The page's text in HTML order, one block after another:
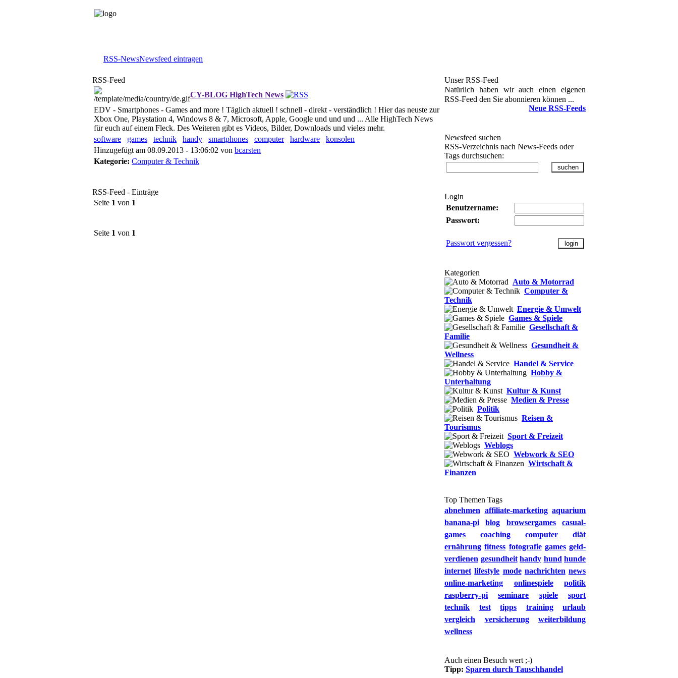
RSS-NewsNewsfeed eintragen
RSS-Feed
CY-BLOG HighTech News
EDV - Smartphones - Games and more ! Täglich aktuell ! schnell - direkt - verständlich ! Hier das neuste zur
Xbox One, Playstation 4, Windows 8 & 7, Microsoft, Apple, Google und und und ... Alle HighTech News
für euch auf einem Fleck. Des Weiteren gibt es Videos, Bilder, Downloads und vieles mehr.
software
games technik handy smartphones computer hardware
konsolen
Hinzugefügt am 08.09.2013 - 13:06:02 von bcarsten
Kategorie: Computer & Technik
RSS-Feed - Einträge
Seite 1 von 1
Seite 1 von 1
Unser RSS-Feed
Natürlich haben wir auch einen eigenen
RSS-Feed den Sie abonnieren können ...
Neue RSS-Feeds
Newsfeed suchen
RSS-Verzeichnis nach News-Feeds oder
Tags durchsuchen:
Login
Benutzername:
Passwort:
Passwort vergessen?
Kategorien
Auto & Motorrad
Computer &
Technik
Energie & Umwelt
Games & Spiele
Gesellschaft &
Familie
Gesundheit &
Wellness
Handel & Service
Hobby &
Unterhaltung
Kultur & Kunst
Medien & Presse
Politik
Reisen &
Tourismus
Sport & Freizeit
Weblogs
Webwork & SEO
Wirtschaft &
Finanzen
Top Themen Tags
abnehmen affiliate-marketing aquarium
banana-pi
blog browsergames
casual-
games
coaching computer
diät
ernährung fitness fotografie games geld-
verdienen gesundheit handy hund hunde
internet lifestyle mode nachrichten news
online-marketing
onlinespiele
politik
raspberry-pi
seminare spiele
sport
technik
test tipps training
urlaub
vergleich
versicherung
weiterbildung
wellness
Auch einen Besuch wert ;-)
Tipp: Sparen durch Tauschhandel